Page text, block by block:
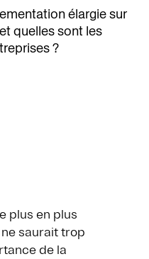
élargie sur
quelles sont les
?
plus en plus
saurait trop
de la